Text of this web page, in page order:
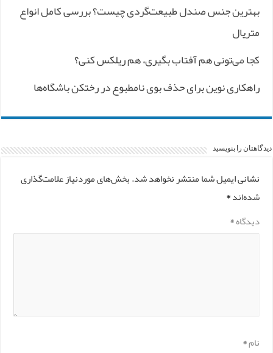
بهترین جنس صندل طبیعت‌گردی چیست؟ بررسی کامل انواع
متریال
کجا می‌تونی هم آفتاب بگیری، هم ریلکس کنی؟
راهکاری نوین برای حذف بوی نامطبوع در رختکن باشگاه‌ها
دیدگاهتان را بنویسید
نشانی ایمیل شما منتشر نخواهد شد.بخش‌های موردنیاز علامت‌گذاری
شده‌اند*
دیدگاه*
نام*